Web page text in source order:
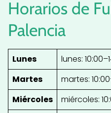
Horarios de
Palencia
Lunes
lunes:
Martes
martes:
Miércoles
miércoles: